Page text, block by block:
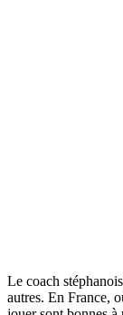
Le coach
autres. En France,